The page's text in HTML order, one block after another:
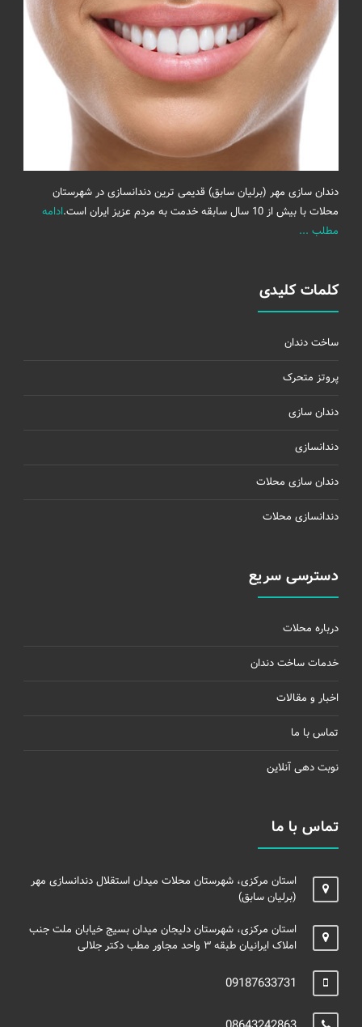
دندان سازی مهر (برلیان سابق) قدیمی ترین دندانسازی در شهرستان
محلات با بیش از 10 سال سابقه خدمت به مردم عزیز ایران است.
ادامه
مطلب ...
کلمات کلیدی
ساخت دندان
پروتز متحرک
دندان سازی
دندانسازی
دندان سازی محلات
دندانسازی محلات
دسترسی سریع
درباره محلات
خدمات ساخت دندان
اخبار و مقالات
تماس با ما
نوبت دهی آنلاین
تماس با ما
استان مرکزی، شهرستان محلات میدان استقلال دندانسازی مهر
(برلیان سابق)
استان مرکزی، شهرستان دلیجان میدان بسیج خیابان ملت جنب
املاک ایرانیان طبقه ۳ واحد مجاور مطب دکتر جلالی
09187633731